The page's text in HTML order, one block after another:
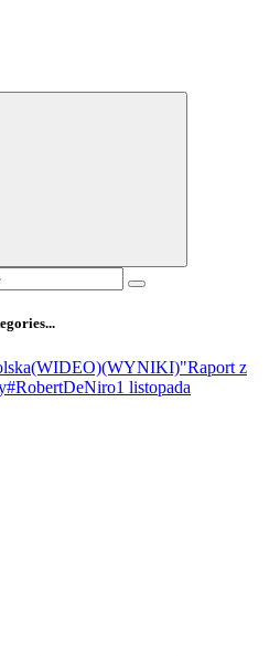
(WIDEO)(WYNIKI)"Raport z
#RobertDeNiro1 listopada